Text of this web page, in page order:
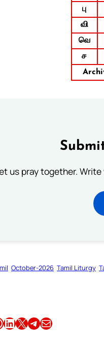
பு
வி
வெ
ச
us pray together.
October-2026 Tamil Liturgy
Share this article on LinkedIn Share this article on X Share this article on TelegramEmail this Article